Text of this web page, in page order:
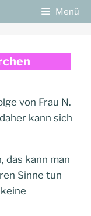
Menü
von Frau N.
kann sich
das kann man
Sinne tun